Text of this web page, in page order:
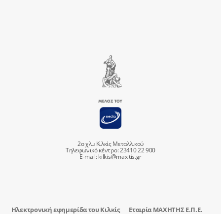
2ο χλμ Κιλκίς Μεταλλικού
Τηλεφωνικό κέντρο: 23410 22 900
E-mail:kilkis@maxitis.gr
Ηλεκτρονική εφημερίδα του Κιλκίς Εταιρία ΜΑΧΗΤΗΣ Ε.Π.Ε.